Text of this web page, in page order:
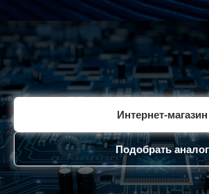
Интернет-магазин
Подобрать аналог